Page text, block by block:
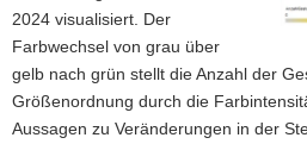
2024 visualisiert. Der
Farbwechsel von grau über
gelb nach grün stellt die Anzahl der
Größenordnung durch die
Aussagen zu Veränderungen in der